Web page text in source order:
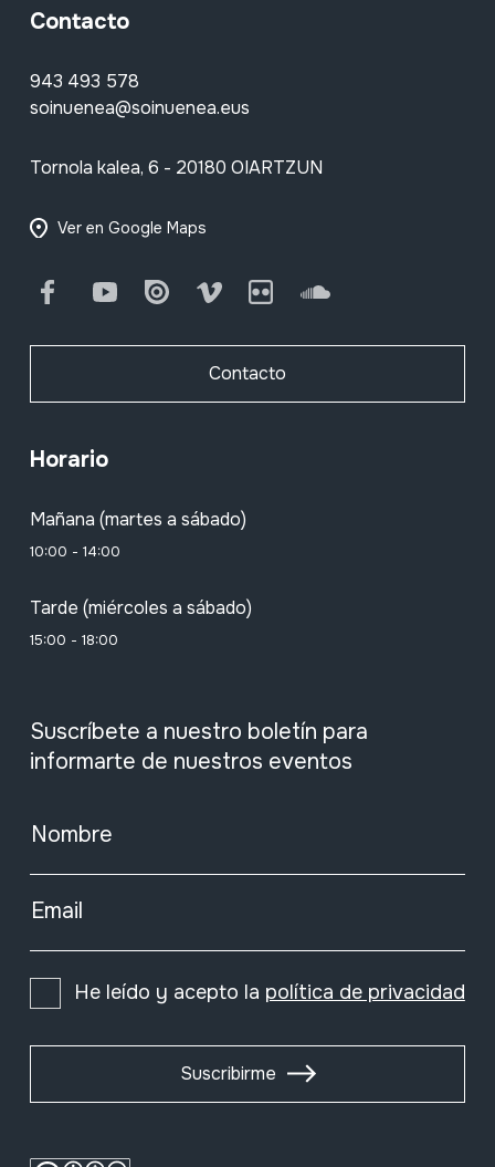
Contacto
943 493 578
soinuenea@soinuenea.eus
Tornola kalea, 6 - 20180 OIARTZUN
Ver en Google Maps
FacebookYoutube Issuu Vimeo Flickr SoundCloud
Contacto
Horario
Mañana (martes a sábado)
10:00 - 14:00
Tarde (miércoles a sábado)
15:00 - 18:00
Suscríbete a nuestro boletín para
informarte de nuestros eventos
Nombre
Email
He leído y acepto la política de privacidad
Suscribirme